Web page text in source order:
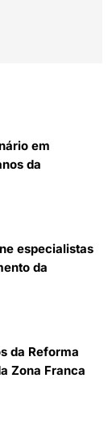
em
da
especialistas
da
da Reforma
Zona Franca